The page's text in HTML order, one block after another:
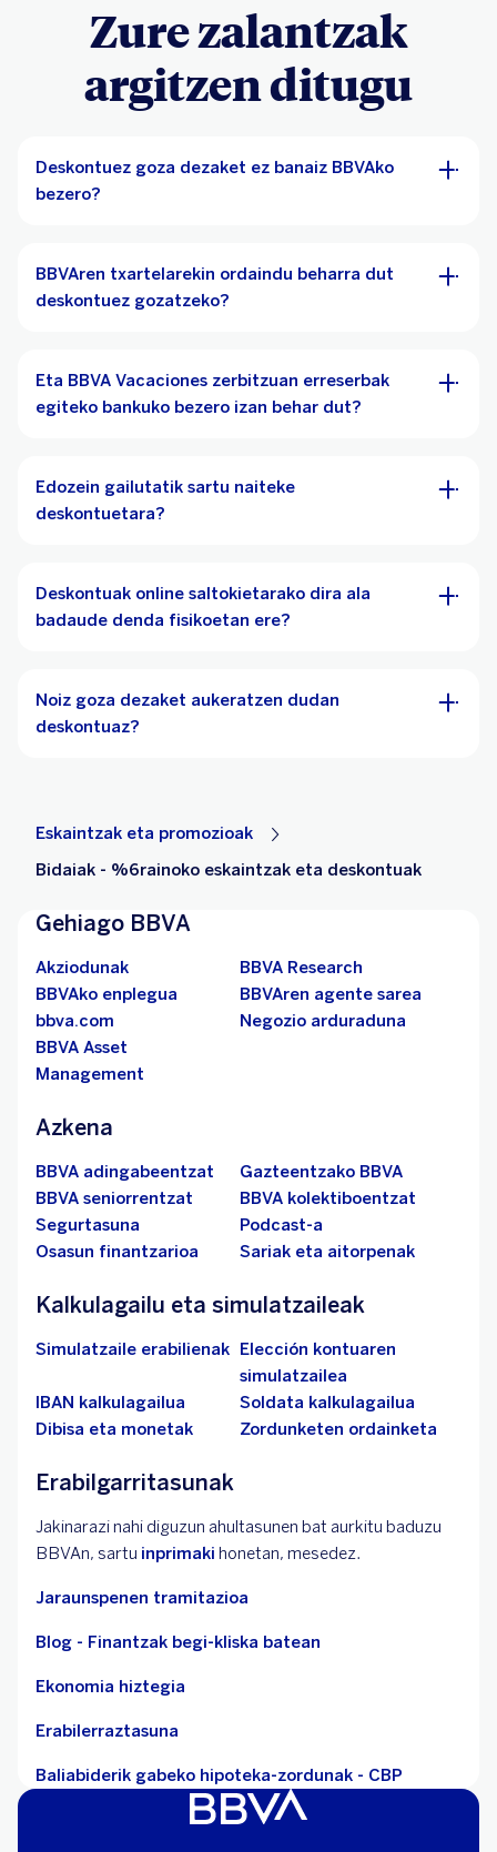
Zure zalantzak
argitzen ditugu
Deskontuez goza dezaket ez banaiz BBVAko
bezero?
BBVAren txartelarekin ordaindu beharra dut
deskontuez gozatzeko?
Eta BBVA Vacaciones zerbitzuan erreserbak
egiteko bankuko bezero izan behar dut?
Edozein gailutatik sartu naiteke
deskontuetara?
Deskontuak online saltokietarako dira ala
badaude denda fisikoetan ere?
Noiz goza dezaket aukeratzen dudan
deskontuaz?
Eskaintzak eta promozioak
Bidaiak - %6rainoko eskaintzak eta deskontuak
Gehiago BBVA
Akziodunak
BBVA Research
BBVAko enplegua
BBVAren agente sarea
bbva.com
Negozio arduraduna
BBVA Asset
Management
Azkena
BBVA adingabeentzat
Gazteentzako BBVA
BBVA seniorrentzat
BBVA kolektiboentzat
Segurtasuna
Podcast-a
Osasun finantzarioa
Sariak eta aitorpenak
Kalkulagailu eta simulatzaileak
Simulatzaile erabilienak Elección kontuaren
simulatzailea
IBAN kalkulagailua
Soldata kalkulagailua
Dibisa eta monetak
Zordunketen ordainketa
Erabilgarritasunak
Jakinarazi nahi diguzun ahultasunen bat aurkitu baduzu
BBVAn, sartu inprimaki honetan, mesedez.
Jaraunspenen tramitazioa
Blog - Finantzak begi-kliska batean
Ekonomia hiztegia
Erabilerraztasuna
Baliabiderik gabeko hipoteka-zordunak - CBP